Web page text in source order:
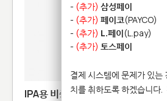
IPA용 비중계(Hydrometer)
- (추가) 삼성페이
- (추가) 페이코(PAYCO)
- (추가) L.페이(L.pay)
- (추가) 토스페이
결제 시스템에 문제가 있는
치를 취하도록 하겠습니다.